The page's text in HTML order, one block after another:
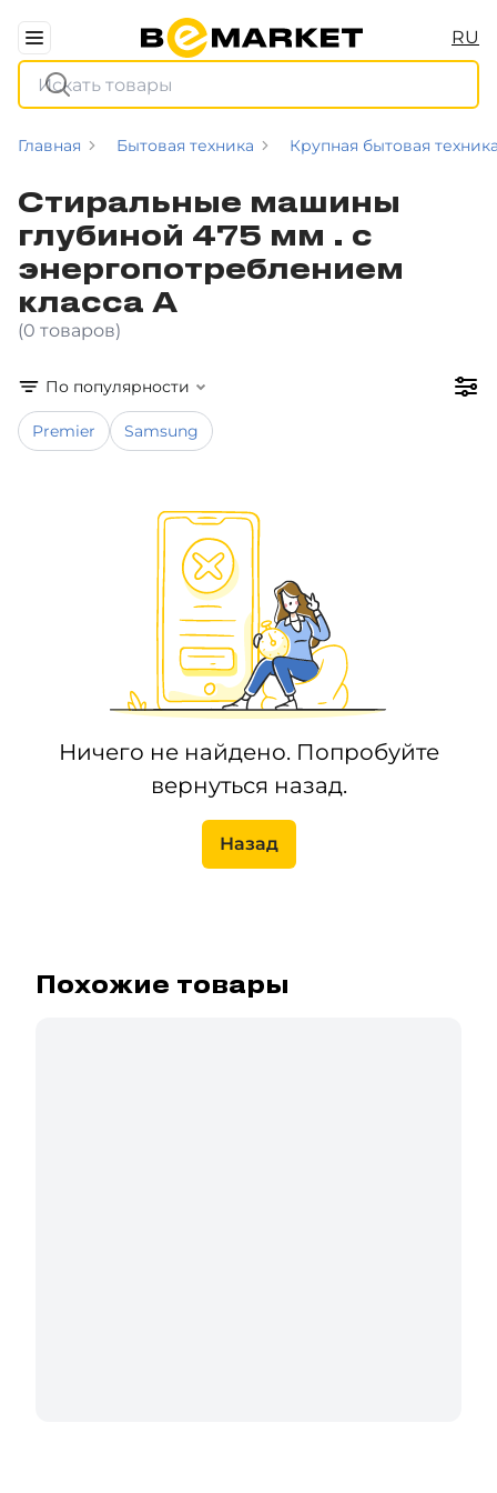
RU
Главная Бытовая техника Крупная бытовая
Стиральные машины
глубиной 475 мм . с
энергопотреблением
класса A
(0 товаров)
По популярности
Premier Samsung
Ничего не найдено. Попробуйте
вернуться назад.
Назад
Похожие товары